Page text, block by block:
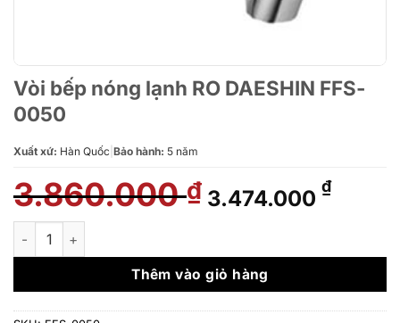
Vòi bếp nóng lạnh RO DAESHIN FFS-
0050
Xuất xứ: Hàn Quốc Bảo hành: 5 năm
3.860.000₫ Giá
gốc
3.860.000 ₫.
3.474.000 ₫Giá
là:
Vòi bếp nóng lạnh RO DAESHIN FFS-0050 số lượng
Thêm vào giỏ hàng